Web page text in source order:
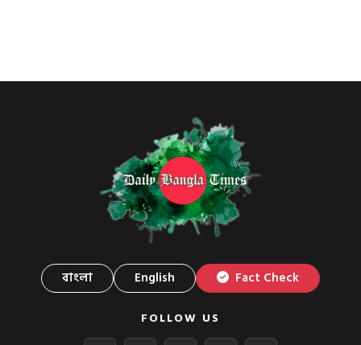
বাংলা English Fact Check
FOLLOW US